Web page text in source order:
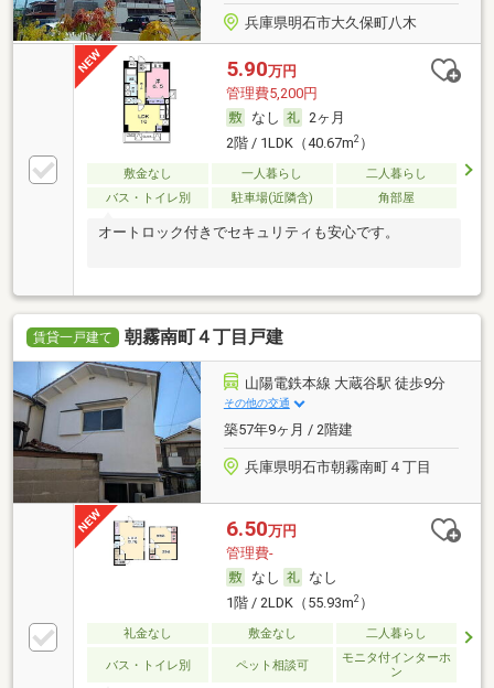
兵庫県明石市大久保町八木
5.90万円
管理費5,200円
なし
2ヶ月
2階 / 1LDK（40.67m2）
敷金なし 一人暮らし
二人暮らし
バス・トイレ別
駐車場(近隣含) 角部屋
オートロック付きでセキュリティも安心です。
賃貸一戸建て 朝霧南町４丁目戸建
山陽電鉄本線 大蔵谷駅 徒歩9分
その他の交通
築57年9ヶ月 / 2階建
兵庫県明石市朝霧南町４丁目
6.50万円
管理費-
なし
なし
1階 / 2LDK（55.93m2）
礼金なし 敷金なし 二人暮らし
バス・トイレ別 ペット相談可
モニタ付インターホ
ン